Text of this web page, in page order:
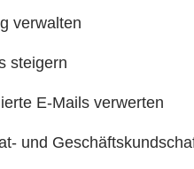
verwalten
steigern
E-Mails verwerten
und